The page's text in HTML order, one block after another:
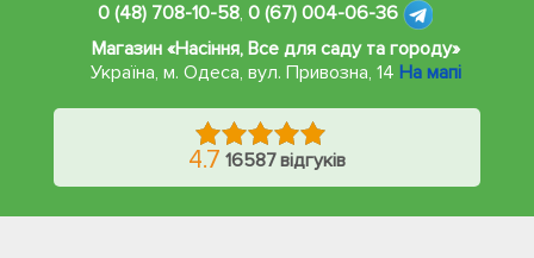
0 (48) 708-10-58, 0 (67) 004-06-36
Магазин «Насіння, Все для саду та городу»
Україна, м. Одеса,вул. Привозна, 14 На мапі
4.7 16587 відгуків